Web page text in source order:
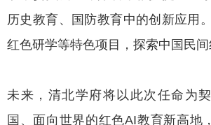
历史教育、国防教育中的创新应用
红色研学等特色项目，探索中国民
未来，清北学府将以此次任命为
国、面向世界的红色AI教育新高地